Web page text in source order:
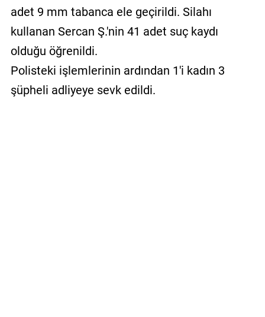
adet 9 mm tabanca ele geçirildi. Silahı
kullanan Sercan Ş.'nin 41 adet suç kaydı
olduğu öğrenildi.
Polisteki işlemlerinin ardından 1'i kadın 3
şüpheli adliyeye sevk edildi.